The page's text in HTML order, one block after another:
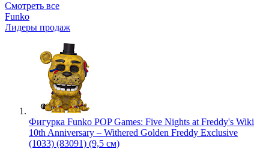
Смотреть все
Funko
Лидеры продаж
Фигурка Funko POP Games: Five Nights at Freddy's Wiki
10th Anniversary – Withered Golden Freddy Exclusive
(1033) (83091) (9,5 см)